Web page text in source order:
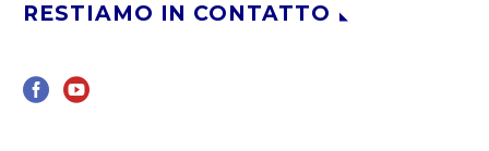
RESTIAMO IN CONTATTO